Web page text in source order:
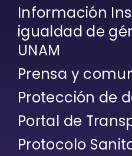
Información
igualdad de
UNAM
Prensa y
Protección de
Portal de
Protocolo